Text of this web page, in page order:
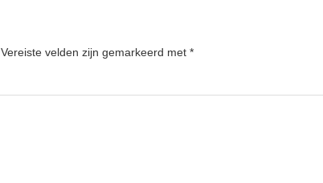
Vereiste velden zijn gemarkeerd met *